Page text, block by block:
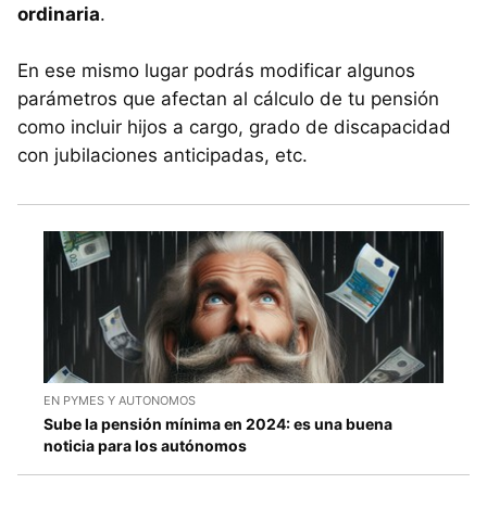
ordinaria.
En ese mismo lugar podrás modificar algunos
parámetros que afectan al cálculo de tu pensión
como incluir hijos a cargo, grado de discapacidad
con jubilaciones anticipadas, etc.
EN PYMES Y AUTONOMOS
Sube la pensión mínima en 2024: es una buena
noticia para los autónomos